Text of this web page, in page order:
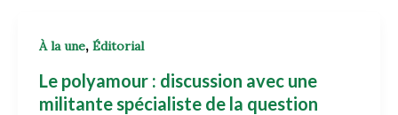
À la une, Éditorial
Le polyamour : discussion avec une
militante spécialiste de la question